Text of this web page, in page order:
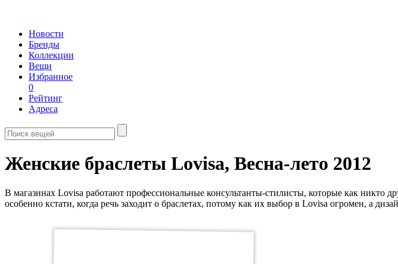
Новости
Бренды
Коллекции
Вещи
Избранное
0
Рейтинг
Адреса
Женские браслеты Lovisa, Весна-лето 2012
В магазинах Lovisa работают профессиональные консультанты-стилисты, которые как
особенно кстати, когда речь заходит о браслетах, потому как их выбор в Lovisa огромен, а